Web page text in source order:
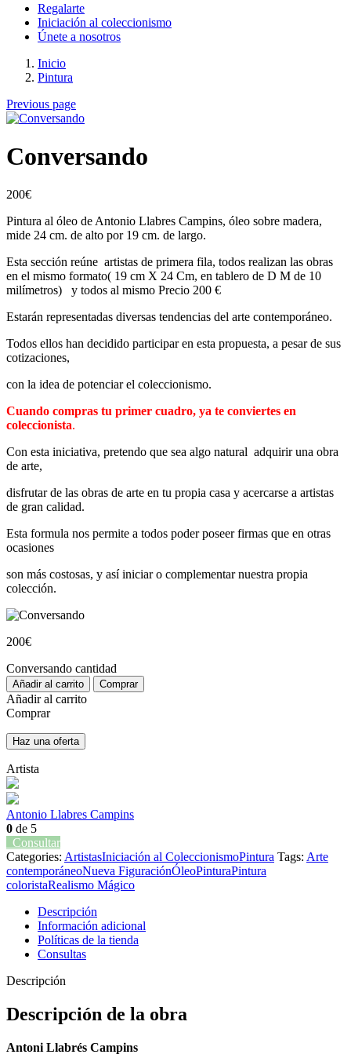
Regalarte
Iniciación al coleccionismo
Únete a nosotros
Inicio
Pintura
Previous page
Conversando
200€
Pintura al óleo de Antonio Llabres Campins, óleo sobre madera,
mide 24 cm. de alto por 19 cm. de largo.
Esta sección reúne artistas de primera fila, todos realizan las obras
en el mismo formato( 19 cm X 24 Cm, en tablero de D M de 10
milímetros) y todos al mismo Precio 200 €
Estarán representadas diversas tendencias del arte contemporáneo.
Todos ellos han decidido participar en esta propuesta, a pesar de sus
cotizaciones,
con la idea de potenciar el coleccionismo.
Cuando compras tu primer cuadro, ya te conviertes en
coleccionista.
Con esta iniciativa, pretendo que sea algo natural adquirir una obra
de arte,
disfrutar de las obras de arte en tu propia casa y acercarse a artistas
de gran calidad.
Esta formula nos permite a todos poder poseer firmas que en otras
ocasiones
son más costosas, y así iniciar o complementar nuestra propia
colección.
200€
Conversando cantidad
Añadir al carrito Comprar
Añadir al carrito
Comprar
Haz una oferta
Artista
Antonio Llabres Campins
0 de 5
Consultar
Categories: ArtistasIniciación al ColeccionismoPintura Tags: Arte
contemporáneoNueva FiguraciónÓleoPinturaPintura
coloristaRealismo Mágico
Descripción
Información adicional
Políticas de la tienda
Consultas
Descripción
Descripción de la obra
Antoni Llabrés Campins